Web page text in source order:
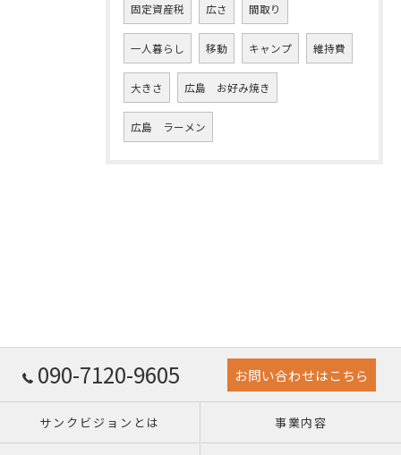
固定資産税 広さ 間取り
一人暮らし 移動 キャンプ 維持費
大きさ 広島 お好み焼き
広島 ラーメン
090-7120-9605 お問い合わせはこちら
サンクビジョンとは 事業内容